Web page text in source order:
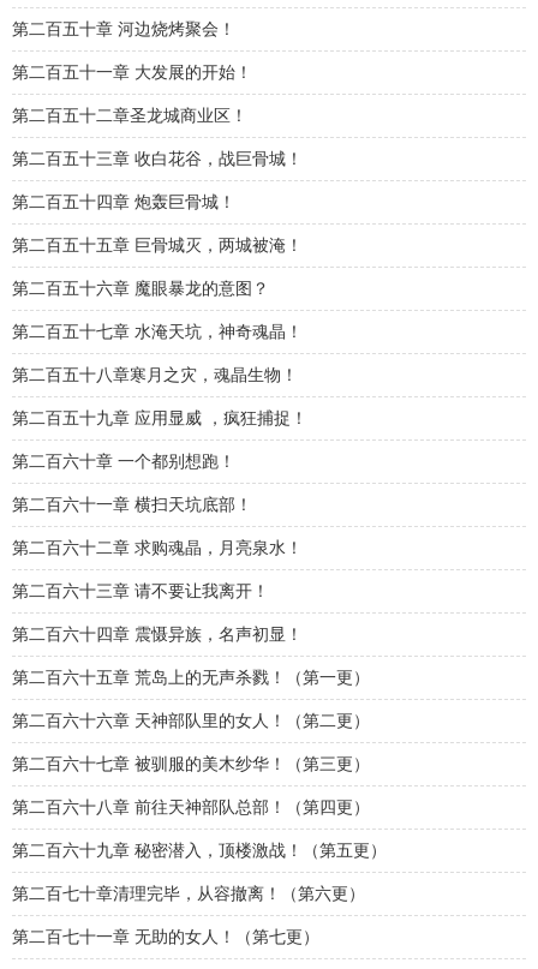
第二百五十章 河边烧烤聚会！
第二百五十一章 大发展的开始！
第二百五十二章圣龙城商业区！
第二百五十三章 收白花谷，战巨骨城！
第二百五十四章 炮轰巨骨城！
第二百五十五章 巨骨城灭，两城被淹！
第二百五十六章 魔眼暴龙的意图？
第二百五十七章 水淹天坑，神奇魂晶！
第二百五十八章寒月之灾，魂晶生物！
第二百五十九章 应用显威 ，疯狂捕捉！
第二百六十章 一个都别想跑！
第二百六十一章 横扫天坑底部！
第二百六十二章 求购魂晶，月亮泉水！
第二百六十三章 请不要让我离开！
第二百六十四章 震慑异族，名声初显！
第二百六十五章 荒岛上的无声杀戮！（第一更）
第二百六十六章 天神部队里的女人！（第二更）
第二百六十七章 被驯服的美木纱华！（第三更）
第二百六十八章 前往天神部队总部！（第四更）
第二百六十九章 秘密潜入，顶楼激战！（第五更）
第二百七十章清理完毕，从容撤离！（第六更）
第二百七十一章 无助的女人！（第七更）